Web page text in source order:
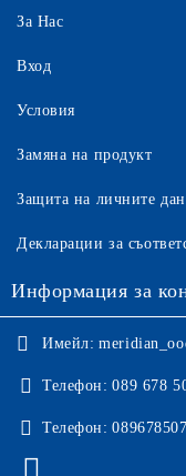
За Нас
Вход
Условия
Замяна на продукт
Защита на личните
Декларации за
Информация за
Имейл:
Телефон: 089 678
Телефон: